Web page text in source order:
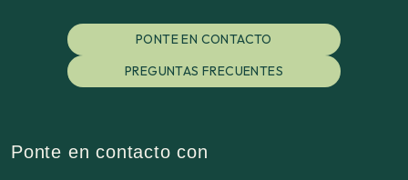
PONTE EN CONTACTO
PREGUNTAS FRECUENTES
Ponte en contacto con